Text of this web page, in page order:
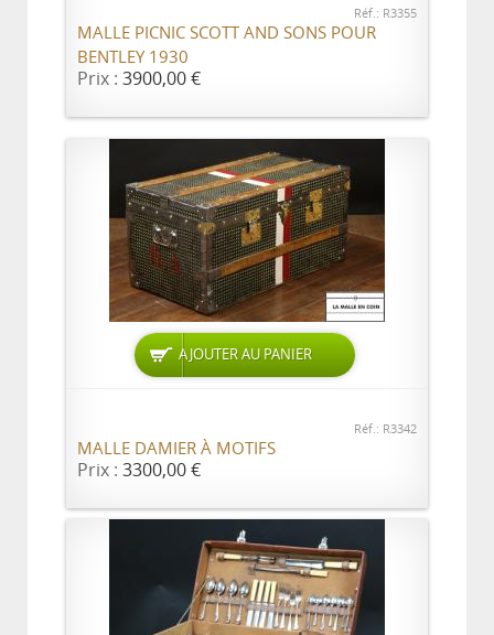
Réf.: R3355
MALLE PICNIC SCOTT AND SONS POUR
BENTLEY 1930
Prix : 3900,00 €
AJOUTER AU PANIER
Réf.: R3342
MALLE DAMIER À MOTIFS
Prix : 3300,00 €